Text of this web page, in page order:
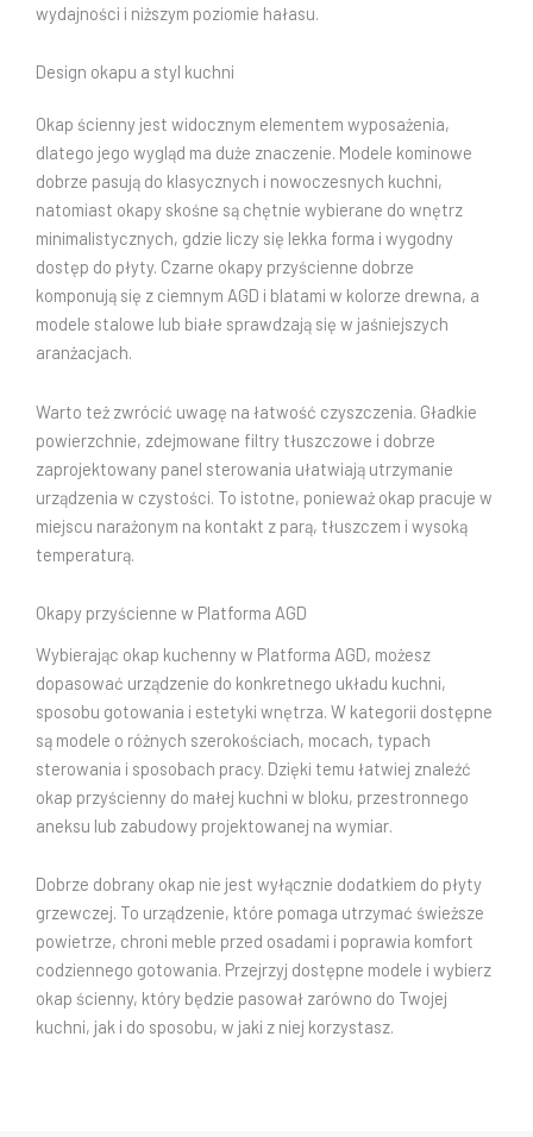
wydajności i niższym poziomie hałasu.
Design okapu a styl kuchni
Okap ścienny jest widocznym elementem wyposażenia,
dlatego jego wygląd ma duże znaczenie. Modele kominowe
dobrze pasują do klasycznych i nowoczesnych kuchni,
natomiast okapy skośne są chętnie wybierane do wnętrz
minimalistycznych, gdzie liczy się lekka forma i wygodny
dostęp do płyty. Czarne okapy przyścienne dobrze
komponują się z ciemnym AGD i blatami w kolorze drewna, a
modele stalowe lub białe sprawdzają się w jaśniejszych
aranżacjach.
Warto też zwrócić uwagę na łatwość czyszczenia. Gładkie
powierzchnie, zdejmowane filtry tłuszczowe i dobrze
zaprojektowany panel sterowania ułatwiają utrzymanie
urządzenia w czystości. To istotne, ponieważ okap pracuje w
miejscu narażonym na kontakt z parą, tłuszczem i wysoką
temperaturą.
Okapy przyścienne w Platforma AGD
Wybierając okap kuchenny w Platforma AGD, możesz
dopasować urządzenie do konkretnego układu kuchni,
sposobu gotowania i estetyki wnętrza. W kategorii dostępne
są modele o różnych szerokościach, mocach, typach
sterowania i sposobach pracy. Dzięki temu łatwiej znaleźć
okap przyścienny do małej kuchni w bloku, przestronnego
aneksu lub zabudowy projektowanej na wymiar.
Dobrze dobrany okap nie jest wyłącznie dodatkiem do płyty
grzewczej. To urządzenie, które pomaga utrzymać świeższe
powietrze, chroni meble przed osadami i poprawia komfort
codziennego gotowania. Przejrzyj dostępne modele i wybierz
okap ścienny, który będzie pasował zarówno do Twojej
kuchni, jak i do sposobu, w jaki z niej korzystasz.